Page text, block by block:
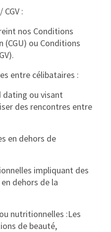
:
nos Conditions
(CGU) ou Conditions
entre célibataires :
dating ou visant
des rencontres entre
en dehors de
impliquant des
dehors de la
nutritionnelles :Les
de beauté,